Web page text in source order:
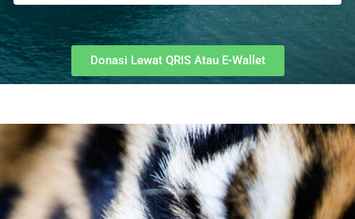
Donasi Lewat QRIS Atau E-Wallet